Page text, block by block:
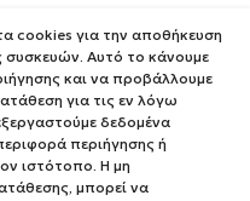
cookies για την αποθήκευση
Αυτό το κάνουμε
και να προβάλλουμε
για τις εν λόγω
δεδομένα
περιήγησης ή
ιστότοπο. Η μη
μπορεί να
Κουπόνι